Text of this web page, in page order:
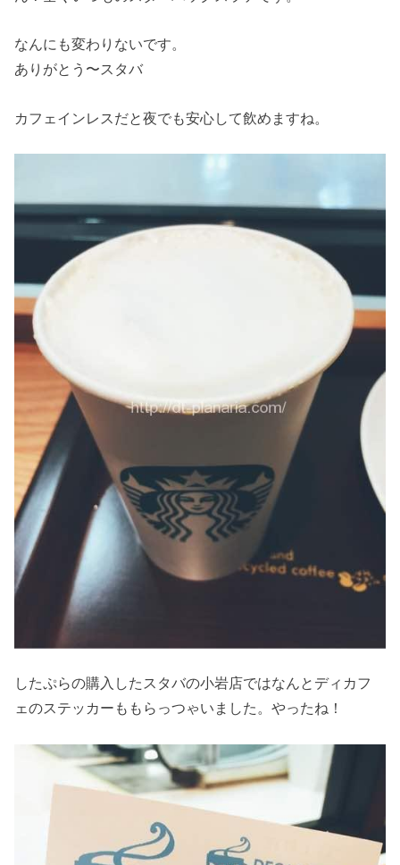
なんにも変わりないです。
ありがとう〜スタバ
カフェインレスだと夜でも安心して飲めますね。
したぷらの購入したスタバの小岩店ではなんとディカフ
ェのステッカーももらっつゃいました。やったね！